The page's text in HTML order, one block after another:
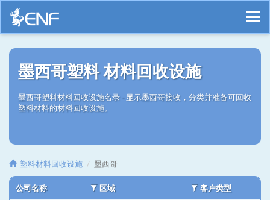
墨西哥塑料 材料回收设施
墨西哥塑料材料回收设施名录 - 显示墨西哥接收，分类并准备可回收
塑料材料的材料回收设施。
塑料材料回收设施 墨西哥
公司名称 区域 客户类型